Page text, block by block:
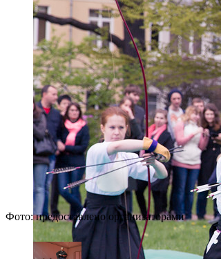
Фото: предоставлено организаторами